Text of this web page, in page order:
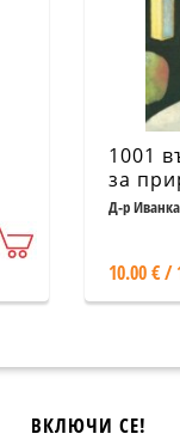
1001
за
живот
Д-р
10.00 € /
ВКЛЮЧИ СЕ!